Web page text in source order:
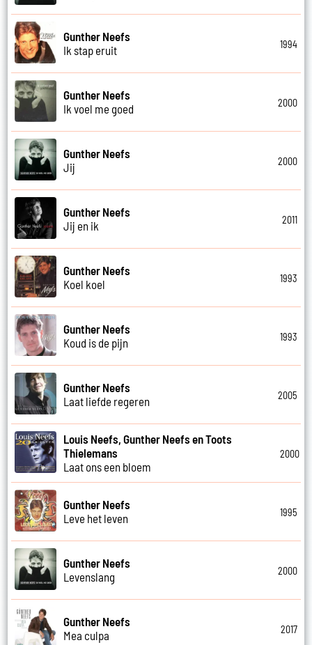
Gunther Neefs
Ik stap eruit
1994
Gunther Neefs
Ik voel me goed
2000
Gunther Neefs
Jij
2000
Gunther Neefs
Jij en ik
2011
Gunther Neefs
Koel koel
1993
Gunther Neefs
Koud is de pijn
1993
Gunther Neefs
Laat liefde regeren
2005
Louis Neefs, Gunther Neefs en Toots
Thielemans
Laat ons een bloem
2000
Gunther Neefs
Leve het leven
1995
Gunther Neefs
Levenslang
2000
Gunther Neefs
Mea culpa
2017